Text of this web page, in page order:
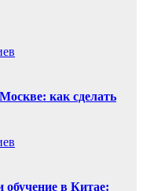
как сделать
обучение в Китае: